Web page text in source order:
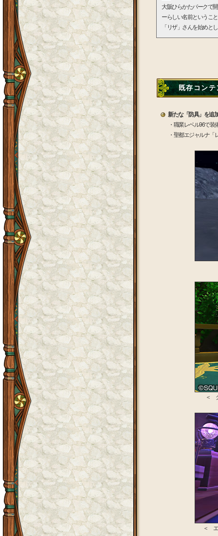
大阪ひらかたパークで
ーらしい名前というこ
「リザ」さんを始めと
既存コンテ
新たな「防具」を追
・職業レベル96で
・聖都エジャルナ
＜
＜ エ